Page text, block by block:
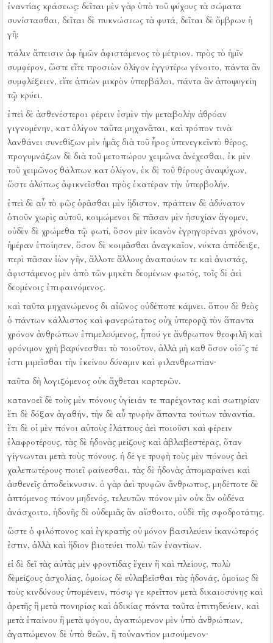
ἐναντίας κράσεως: δεῖται μὲν γὰρ ὑπὸ τοῦ ψύχους τὰ σώματα
συνίστασθαι, δεῖται δὲ πυκνώσεως τὰ φυτά, δεῖται δὲ ὄμβρων ἡ
γῆ:
πάλιν ἄπεισιν ἀφ ἡμῶν ἀφιστάμενος τὸ μέτριον. πρὸς τὸ ἡμῖν
συμφέρον, ὥστε εἴτε προσιὼν ὀλίγον ἐγγυτέρω γένοιτο, πάντα ἂν
συμφλέξειεν, εἴτε ἀπιὼν μικρὸν ὑπερβάλοι, πάντα ἂν ἀποψυγείη
τῷ κρύει.
ἐπεὶ δὲ ἀσθενέστεροι φέρειν ἐσμὲν τὴν μεταβολὴν ἀθρόαν
γιγνομένην, κατ ὀλίγον ταῦτα μηχανᾶται, καὶ τρόπον τινὰ
λανθάνει συνεθίζων μὲν ἡμᾶς διὰ τοῦ ἦρος ὑπενεγκεῖντὸ θέρος,
προγυμνάζων δὲ διὰ τοῦ μετοπώρου χειμῶνα ἀνέχεσθαι, ἐκ μὲν
τοῦ χειμῶνος θάλπων κατ ὀλίγον, ἐκ δὲ τοῦ θέρους ἀναψύχων,
ὥστε ἀλύπως ἀφικνεῖσθαι πρὸς ἑκατέραν τὴν ὑπερβολήν.
ἐπεὶ δὲ αὖ τὸ φῶς ὁρᾶσθαι μὲν ἥδιστον, πράττειν δὲ ἀδύνατον
ὁτιοῦν χωρὶς αὐτοῦ, κοιμώμενοι δὲ πᾶσαν μὲν ἡσυχίαν ἄγομεν,
οὐδὲν δὲ χρώμεθα τῷ φωτί, ὅσον μὲν ἱκανὸν ἐγρηγορέναι χρόνον,
ἡμέραν ἐποίησεν, ὅσον δὲ κοιμᾶσθαι ἀναγκαῖον, νύκτα ἀπέδειξε,
περὶ πᾶσαν ἰὼν γῆν, ἄλλοτε ἄλλους ἀναπαύων τε καὶ ἀνιστάς,
ἀφιστάμενος μὲν ἀπὸ τῶν μηκέτι δεομένων φωτός, τοῖς δὲ ἀεὶ
δεομένοις ἐπιφαινόμενος.
καὶ ταῦτα μηχανώμενος δι αἰῶνος οὐδέποτε κάμνει. ὅπου δὲ θεὸς
ὁ πάντων κάλλιστος καὶ φανερώτατος οὐχ ὑπερορᾷ τὸν ἅπαντα
χρόνον ἀνθρώπων ἐπιμελούμενος, ἦπού γε ἄνθρωπον θεοφιλῆ καὶ
φρόνιμον χρὴ βαρύνεσθαι τὸ τοιοῦτον, ἀλλὰ μὴ καθ ὅσον οἰό῀ς τέ
ἐστι μιμεῖσθαι τὴν ἐκείνου δύναμιν καὶ φιλανθρωπίαν·
ταῦτα δὴ λογιζόμενος οὐκ ἄχθεται καρτερῶν.
κατανοεῖ δὲ τοὺς μὲν πόνους ὑγίειάν τε παρέχοντας καὶ σωτηρίαν
ἔτι δὲ δόξαν ἀγαθήν, τὴν δὲ αὖ τρυφὴν ἅπαντα τούτων τἀναντία.
ἔτι δὲ οἱ μὲν πόνοι αὑτοὺς ἐλάττους ἀεὶ ποιοῦσι καὶ φέρειν
ἐλαφροτέρους, τὰς δὲ ἡδονὰς μείζους καὶ ἀβλαβεστέρας, ὅταν
γίγνωνται μετὰ τοὺς πόνους. ἡ δέ γε τρυφὴ τοὺς μὲν πόνους ἀεὶ
χαλεπωτέρους ποιεῖ φαίνεσθαι, τὰς δὲ ἡδονὰς ἀπομαραίνει καὶ
ἀσθενεῖς ἀποδείκνυσιν. ὁ γὰρ ἀεὶ τρυφῶν ἄνθρωπος, μηδέποτε δὲ
ἁπτόμενος πόνου μηδενός, τελευτῶν πόνον μὲν οὐκ ἂν οὐδένα
ἀνάσχοιτο, ἡδονῆς δὲ οὐδεμιᾶς ἂν αἴσθοιτο, οὐδὲ τῆς σφοδροτάτης.
ὥστε ὁ φιλόπονος καὶ ἐγκρατὴς οὐ μόνον βασιλεύειν ἱκανώτερός
ἐστιν, ἀλλὰ καὶ ἥδιον βιοτεύει πολὺ τῶν ἐναντίων.
εἰ δὲ δεῖ τὰς αὐτὰς μὲν φροντίδας ἔχειν ἢ καὶ πλείους, πολὺ
δὲμείζους ἀσχολίας, ὁμοίως δὲ εὐλαβεῖσθαι τὰς ἡδονάς, ὁμοίως δὲ
τοὺς κινδύνους ὑπομένειν, πόσῳ γε κρεῖττον μετὰ δικαιοσύνης καὶ
ἀρετῆς ἢ μετὰ πονηρίας καὶ ἀδικίας πάντα ταῦτα ἐπιτηδεύειν, καὶ
μετὰ ἐπαίνου ἢ μετὰ ψόγου, ἀγαπώμενον μὲν ὑπὸ ἀνθρώπων,
ἀγαπώμενον δὲ ὑπὸ θεῶν, ἢ τοὐναντίον μισούμενον·